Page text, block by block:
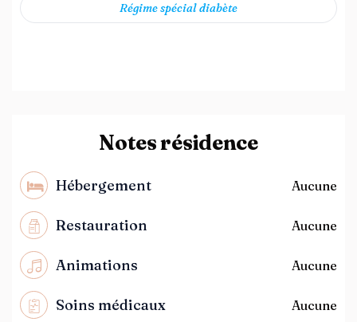
Régime spécial diabète
Notes résidence
Hébergement Aucune
Restauration Aucune
Animations Aucune
Soins médicaux Aucune